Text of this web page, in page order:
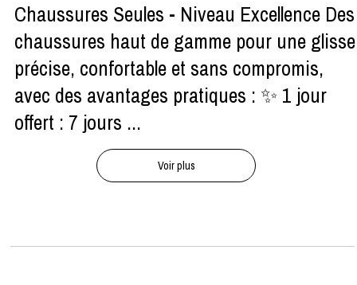
Chaussures Seules - Niveau Excellence Des
chaussures haut de gamme pour une glisse
précise, confortable et sans compromis,
avec des avantages pratiques : ✨ 1 jour
offert : 7 jours ...
Voir plus